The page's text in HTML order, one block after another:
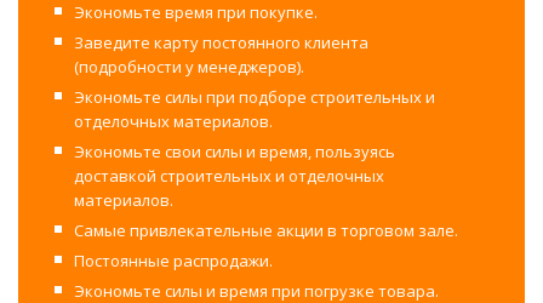
Экономьте время при покупке.
Заведите карту постоянного клиента
(подробности у менеджеров).
Экономьте силы при подборе строительных и
отделочных материалов.
Экономьте свои силы и время, пользуясь
доставкой строительных и отделочных
материалов.
Самые привлекательные акции в торговом зале.
Постоянные распродажи.
Экономьте силы и время при погрузке товара.